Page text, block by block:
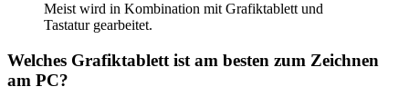
Meist wird in Kombination mit Grafiktablett und
Tastatur gearbeitet.
Welches Grafiktablett ist am besten zum Zeichnen
am PC?